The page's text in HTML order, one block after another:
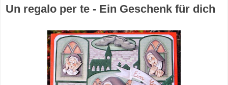
Un regalo per te - Ein Geschenk für dich